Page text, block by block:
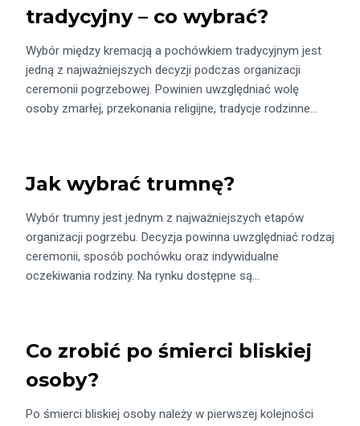
tradycyjny – co wybrać?
Wybór między kremacją a pochówkiem tradycyjnym jest
jedną z najważniejszych decyzji podczas organizacji
ceremonii pogrzebowej. Powinien uwzględniać wolę
osoby zmarłej, przekonania religijne, tradycje rodzinne…
Jak wybrać trumnę?
Wybór trumny jest jednym z najważniejszych etapów
organizacji pogrzebu. Decyzja powinna uwzględniać rodzaj
ceremonii, sposób pochówku oraz indywidualne
oczekiwania rodziny. Na rynku dostępne są…
Co zrobić po śmierci bliskiej
osoby?
Po śmierci bliskiej osoby należy w pierwszej kolejności